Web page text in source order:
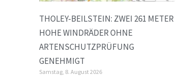
THOLEY-BEILSTEIN: ZWEI 261 METER
HOHE WINDRÄDER OHNE
ARTENSCHUTZPRÜFUNG
GENEHMIGT
Samstag, 8. August 2026